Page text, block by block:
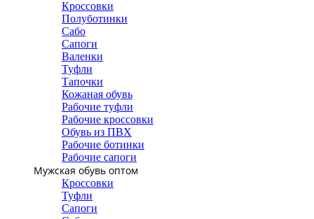
Кроссовки
Полуботинки
Сабо
Сапоги
Валенки
Туфли
Тапочки
Кожаная обувь
Рабочие туфли
Рабочие кроссовки
Обувь из ПВХ
Рабочие ботинки
Рабочие сапоги
Мужская обувь оптом
Кроссовки
Туфли
Сапоги